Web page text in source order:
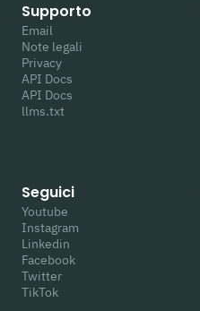
Supporto
Email
Note legali
Privacy
API Docs
API Docs
llms.txt
Seguici
Youtube
Instagram
Linkedin
Facebook
Twitter
TikTok